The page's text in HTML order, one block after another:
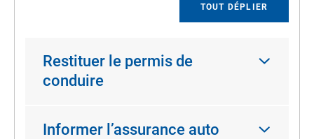
TOUT DÉPLIER
Restituer le permis de
conduire
Informer l’assurance auto